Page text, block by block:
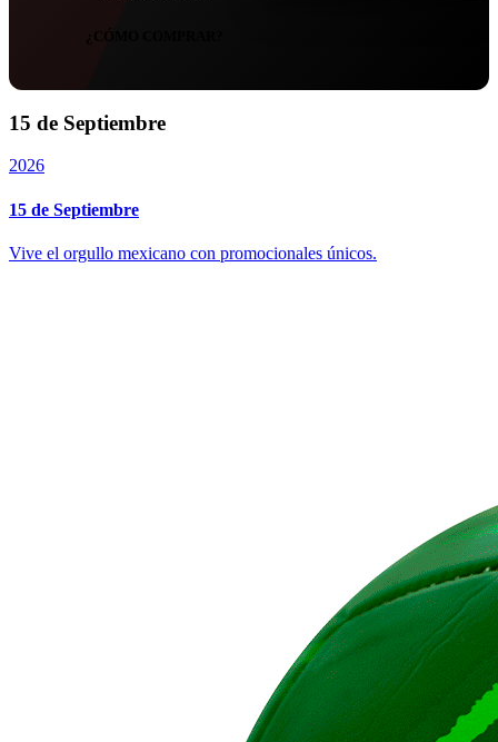
¿CÓMO COMPRAR?
15 de Septiembre
2026
15 de Septiembre
Vive el orgullo mexicano con promocionales únicos.